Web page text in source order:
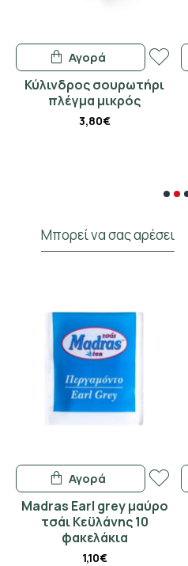
Κύλινδρος σουρωτήρι
πλέγμα μικρός
3,80€
Αγορά
Μπορεί να σας αρέσει
Madras Earl grey μαύρο
τσάι Κεϋλάνης 10
φακελάκια
1,10€
Αγορά